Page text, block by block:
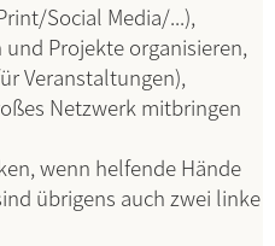
Social Media/...),
Projekte organisieren,
Veranstaltungen),
Netzwerk mitbringen
wenn helfende Hände
übrigens auch zwei linke